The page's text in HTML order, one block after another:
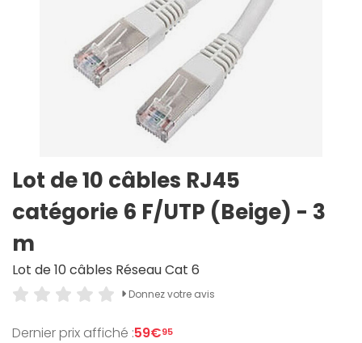
Lot de 10 câbles RJ45
catégorie 6 F/UTP (Beige) - 3
m
Lot de 10 câbles Réseau Cat 6
Donnez votre avis
Dernier prix affiché :59€95